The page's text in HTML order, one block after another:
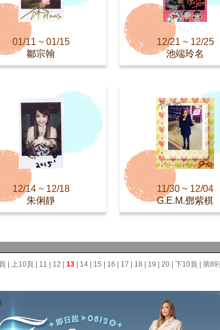
01/11 ~ 01/15
鄒宗翰
12/21 ~ 12/25
池端玲名
12/14 ~ 12/18
朱俐靜
11/30 ~ 12/04
G.E.M.鄧紫棋
上10頁 11 12 13 14 15 16 17 18 19 20 下10頁 第89